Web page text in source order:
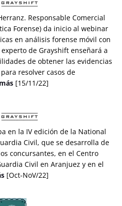
Responsable Comercial
Forense) da inicio al webinar
en análisis forense móvil con
de Grayshift enseñará a
de obtener las evidencias
resolver casos de
[15/11/22]
en la IV edición de la National
Civil, que se desarrolla de
concursantes, en el Centro
Civil en Aranjuez y en el
[Oct-NoV/22]